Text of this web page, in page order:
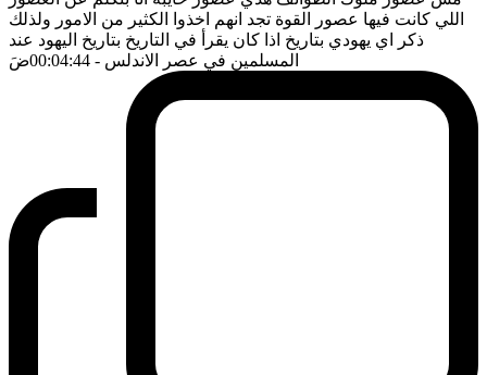
اللي كانت فيها عصور القوة تجد انهم اخذوا الكثير من الامور ولذلك
ذكر اي يهودي بتاريخ اذا كان يقرأ في التاريخ بتاريخ اليهود عند
المسلمين في عصر الاندلس - 00:04:44 ضَ